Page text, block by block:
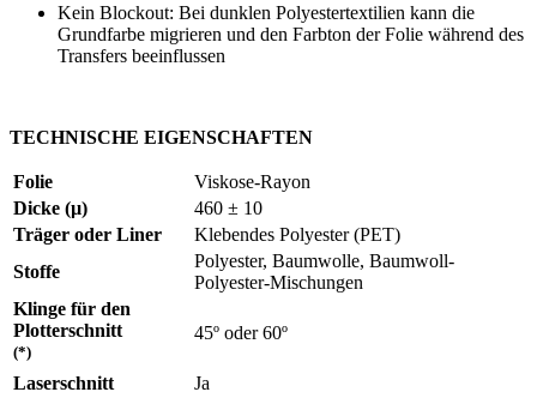
Kein Blockout: Bei dunklen Polyestertextilien kann die
Grundfarbe migrieren und den Farbton der Folie während des
Transfers beeinflussen
TECHNISCHE EIGENSCHAFTEN
Folie
Viskose-Rayon
Dicke (µ)
460 ± 10
Träger oder Liner
Klebendes Polyester (PET)
Stoffe
Polyester, Baumwolle, Baumwoll-
Polyester-Mischungen
Klinge für den
Plotterschnitt
(*)
45º oder60º
Laserschnitt
Ja